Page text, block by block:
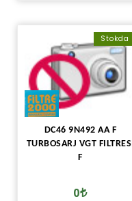
Stokda
DC46 9N492 AA F
TURBOSARJ VGT FILTRESI
F
0